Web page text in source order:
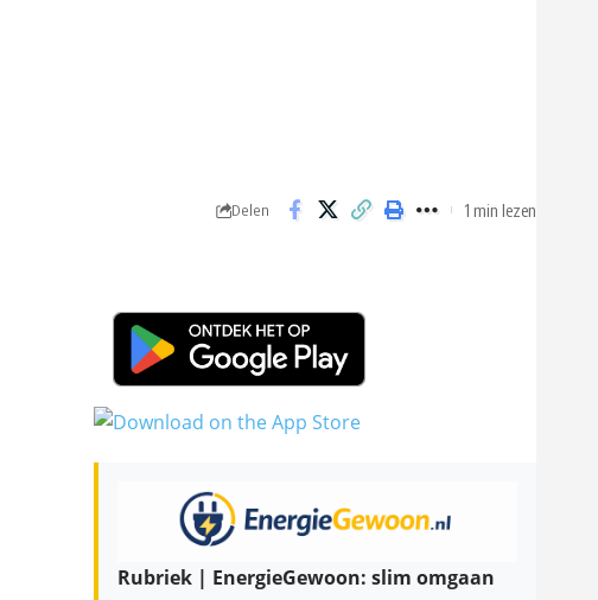
Delen 1 min lezen
Rubriek | EnergieGewoon: slim omgaan